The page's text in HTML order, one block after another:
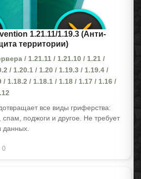
1.21.11/1.19.3 (Анти-
территории)
/ 1.21.11 / 1.21.10 / 1.21 /
/ 1.20.1 / 1.20 / 1.19.3 / 1.19.4 /
/ 1.18.2 / 1.18.1 / 1.18 / 1.17 / 1.16 /
все виды гриферства:
поджоги и другое. Не требует
данных.
0